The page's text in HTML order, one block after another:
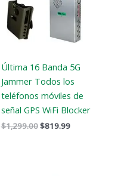
Última 16 Banda 5G
Jammer Todos los
teléfonos móviles de
señal GPS WiFi Blocker
$1,299.00$819.99